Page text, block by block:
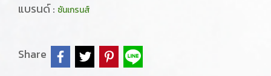
แบรนด์ : ซันเกรนส์
Share